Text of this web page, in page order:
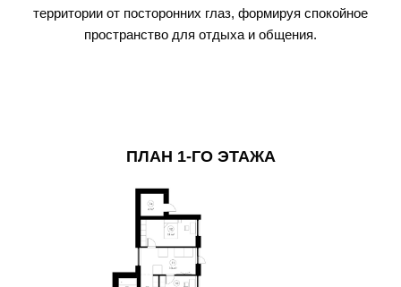
территории от посторонних глаз, формируя спокойное
пространство для отдыха и общения.
ПЛАН 1-ГО ЭТАЖА